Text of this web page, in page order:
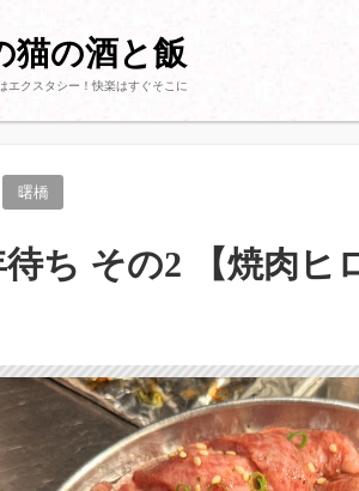
猫の酒と飯
エクスタシー！快楽はすぐそこに
曙橋
ち その2 【焼肉ヒ